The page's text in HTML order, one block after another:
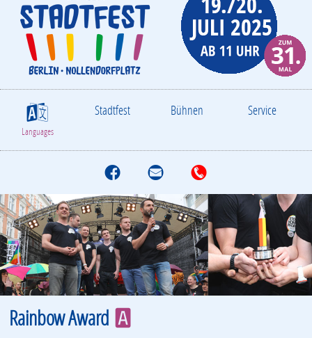
S
Languages
Stadtfest Bühnen Service
f M T
Rainbow AwardA